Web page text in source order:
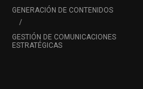
GENERACIÓN DE CONTENIDOS
GESTIÓN DE COMUNICACIONES
ESTRATÉGICAS